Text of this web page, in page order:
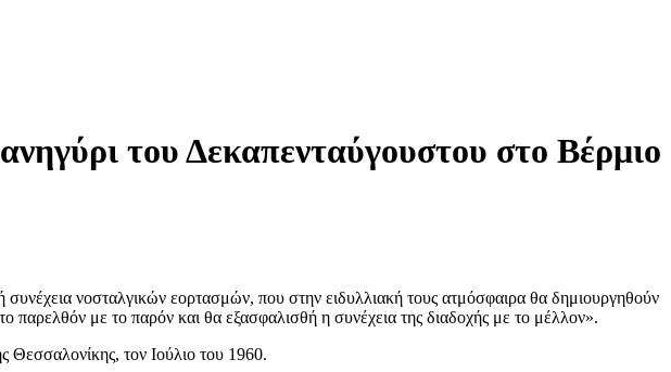
του Δεκαπενταύγουστου στο Βέρμιο
νοσταλγικών εορτασμών, που στην ειδυλλιακή τους ατμόσφαιρα θα δημιουργηθούν
παρελθόν με το παρόν και θα εξασφαλισθή η συνέχεια της διαδοχής με το μέλλον».
τον Ιούλιο του 1960.